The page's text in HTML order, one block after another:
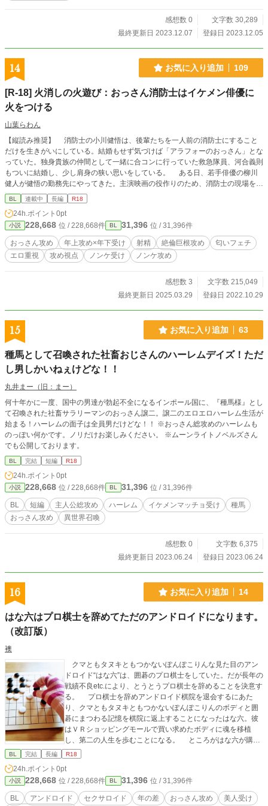
感想数 0
文字数 30,289
最終更新日 2023.12.07
登録日 2023.12.05
14 お気に入り追加 109
[R-18] 火消しの火遊び：おっさん消防士はイケメン俳優に
火をつける
山葉らわん
【縦読み推奨】 消防士の小川健悟は、後輩たちを一人前の消防士にすること
だけを生きがいにしている。結婚もせず気づけば「アラフォーのおっさん」とな
っていた。独身貴族の仲間として一緒に合コンに行っていた救急隊員、河合義則
もついに結婚し、少し肩身の狭い思いをしている。 ある日、若手俳優の柳川
健人が健悟の勤務先にやってきた。主演映画の役作りのため、消防士の現場を学
びたいのだと云う。「役作りのためなら何でもやります！」と健人は言うが、健
悟は、健人の覚悟が本物かにわかには信じられなかった。芸能界という華やかな
世界と市民の安全を守る命の現場とでは、住む世界が違うからだ。 初日に健
悟は風呂場で健人にちょっかいをかける。しかし、その小さな火遊びがもとで、
健悟と健人は急接近してゆくことになる。 ※ 【地雷について】 第三章の全体
にわたって主人公と女性キャラの恋愛模様が出てきます。BL作品に女性キャラ
が大きな役割をもって描かれるのを好まない方がおられましたら、読み飛ばして
BL 連載中 長編 R18
24h.ポイント 0pt
小説 228,668 位 / 228,668件 BL 31,396 位 / 31,396件
おっさん攻め 年上攻め×年下受け 射精 絶倫巨根攻め
匂いフェチ
エロ重視
攻め視点 ノンケ受け ノンケ攻め
感想数 3
文字数 215,049
最終更新日 2025.03.29
登録日 2022.10.29
15 お気に入り追加 63
種馬として召喚された社畜おじさんのハーレムデイズ！ただ
し男しかいねぇけどな！！
丸井まー（旧：まー）
何十年かに一度、国中の男達が勃起不全になるインポール国に、『種馬様』とし
て召喚された社畜サラリーマンのおっさん譲二。譲二のエロエロハーレム生活が
始まる！ハーレムの面子は全員男だけどな！！ ※おっさん総攻めのハーレムも
のっぽい何かです。ノリだけお楽しみください。 ※ムーンライトノベルズさん
でも公開しております。
BL 完結 短編 R18
24h.ポイント 0pt
小説 228,668 位 / 228,668件 BL 31,396 位 / 31,396件
BL 短編 主人公総攻め ハーレム イケメンマッチョ受け
種馬
おっさん攻め
異世界召喚
感想数 0
文字数 6,375
最終更新日 2023.06.24
登録日 2023.06.24
16 お気に入り追加 14
はな六はプロ棋士を辞めてただのアンドロイドになります。
（改訂版）
襖
クマともタヌキともつかないぽんぽこりんな見た目のアン
ドロイド“はな六”は、囲碁のプロ棋士をしていた。だが長年の
戦績不良etc.により、とうとうプロ棋士を辞めることを決意す
る。 プロ棋士を辞めアンドロイド棋院を退会するにあた
り、クマともタヌキともつかないぽんぽこりんのボディと囲
碁にまつわる記憶を棋院に返上することになったはな六。彼
はＶＲショッピングモールで買い求めたボディに魂を移植
し、第二の人生を歩むことになる。 ところがはな六が購入
したボディは、美しい青年型のセクサロイドだった。 セク
クサロイドの元の所有者である“サイトウ”のもとで居候生活を
始めるのだが……。 ☆第8回BL小説にエントリーしました。
※本作は昨年末から今年の4月にかけて投稿した同タイトルの
BL 完結 長編 R18
24h.ポイント 0pt
小説 228,668 位 / 228,668件 BL 31,396 位 / 31,396件
BL アンドロイド セクサロイド 年の差 おっさん攻め
美人受け